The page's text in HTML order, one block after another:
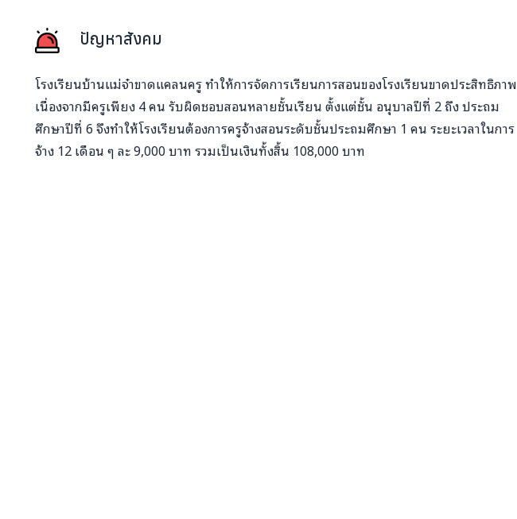
ปัญหาสังคม
โรงเรียนบ้านแม่จ๋าขาดแคลนครู ทำให้การจัดการเรียนการสอนของโรงเรียนขาดประสิทธิภาพ
เนื่องจากมีครูเพียง 4 คน รับผิดชอบสอนหลายชั้นเรียน ตั้งแต่ชั้น อนุบาลปีที่ 2 ถึง ประถม
ศึกษาปีที่ 6 จึงทำให้โรงเรียนต้องการครูจ้างสอนระดับชั้นประถมศึกษา 1 คน ระยะเวลาในการ
จ้าง 12 เดือน ๆ ละ 9,000 บาท รวมเป็นเงินทั้งสิ้น 108,000 บาท